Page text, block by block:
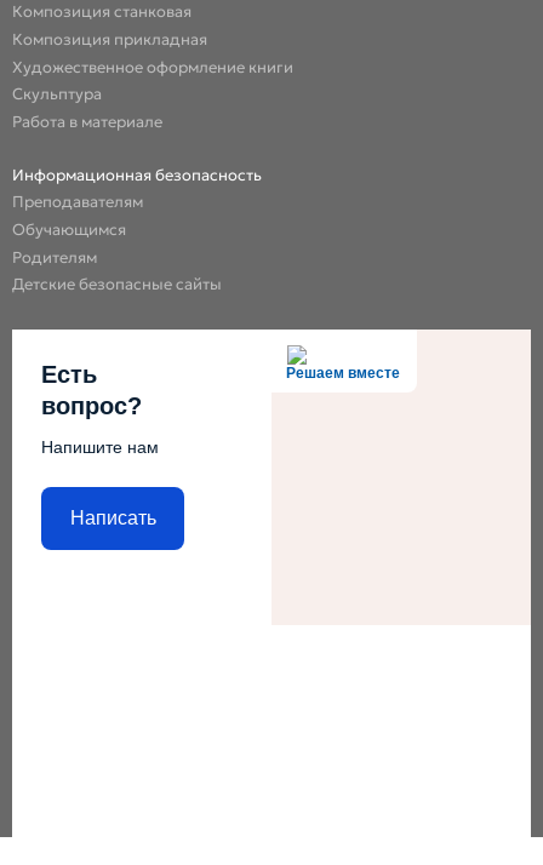
Композиция станковая
Композиция прикладная
Художественное оформление книги
Скульптура
Работа в материале
Информационная безопасность
Преподавателям
Обучающимся
Родителям
Детские безопасные сайты
Решаем вместе
Есть
вопрос?
Напишите нам
Написать